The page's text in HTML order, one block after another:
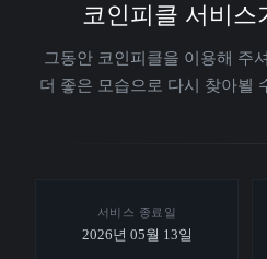
코인피클 서비스
그동안 코인피클을 이용해 주
더 좋은 모습으로 다시 찾아뵐
서비스 종료일
2026년 05월 13일